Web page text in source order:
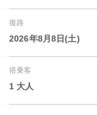
復路
2026年8月8日(土)
搭乗客
1 大人